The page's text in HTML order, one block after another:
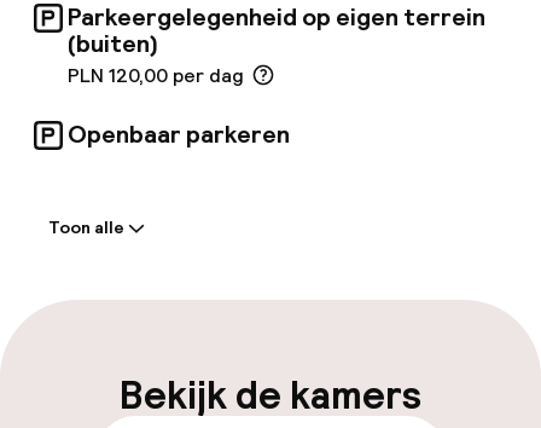
Parkeergelegenheid op eigen terrein
(buiten)
PLN 120,00 per dag
Openbaar parkeren
Meertalige medewerkers
Toon alle
Bekijk de kamers